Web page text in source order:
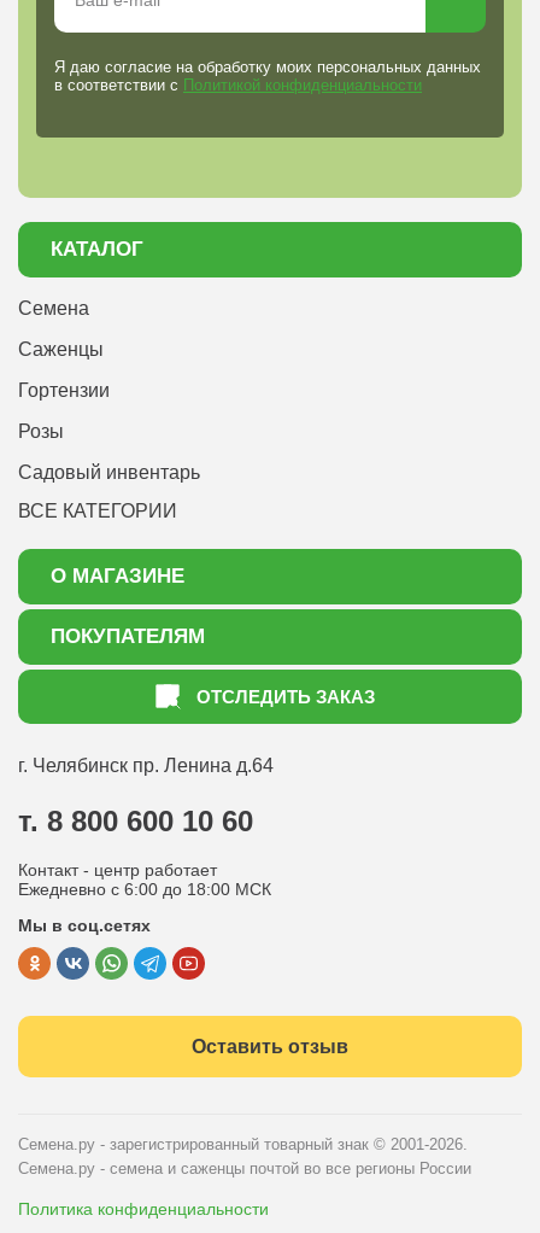
Я даю согласие на обработку моих персональных данных
в соответствии с Политикой конфиденциальности
КАТАЛОГ
Семена
Саженцы
Гортензии
Розы
Садовый инвентарь
ВСЕ КАТЕГОРИИ
О МАГАЗИНЕ
О нас
Акции
ПОКУПАТЕЛЯМ
Как оформить заказ
Статьи садоводу
Оптовым покупателям
Политика конфиденциальности
Публичная оферта
ОТСЛЕДИТЬ ЗАКАЗ
г. Челябинск пр. Ленина д.64
т. 8 800 600 10 60
Контакт - центр работает
Ежедневно с 6:00 до 18:00 МСК
Мы в соц.сетях
Оставить отзыв
Семена.ру - зарегистрированный товарный знак © 2001-2026.
Семена.ру - семена и саженцы почтой во все регионы России
Политика конфиденциальности